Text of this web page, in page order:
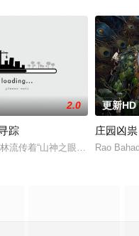
，勘案过程中，牵引出“婴胎
2.0
踪
流传着“山神之眼”的恐怖传说
更新HD
庄园凶祟
Rao